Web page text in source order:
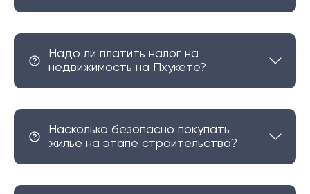
Надо ли платить налог на
недвижимость на Пхукете?
Насколько безопасно покупать
жилье на этапе строительства?